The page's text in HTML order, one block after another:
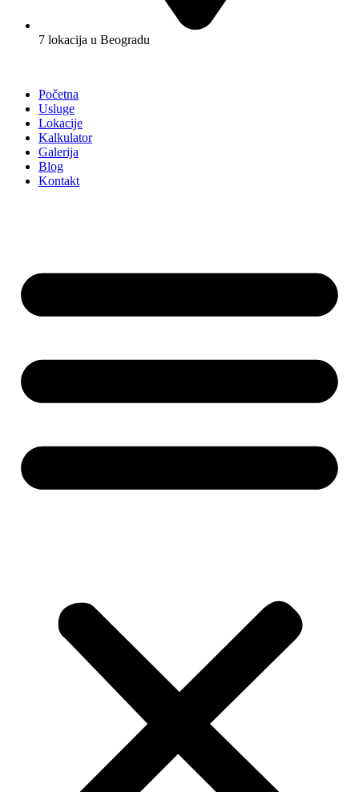
7 lokacija u Beogradu
Početna
Usluge
Lokacije
Kalkulator
Galerija
Blog
Kontakt